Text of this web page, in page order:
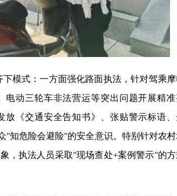
模式：一方面强化路面执法，针对驾乘
电动三轮车非法营运等突出问题开展精
放《交通安全告知书》、张贴警示标语
"知危险会避险"的安全意识。特别针对农
，执法人员采取"现场查处+案例警示"的